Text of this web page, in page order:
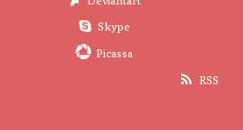
Skype
Picassa
RSS